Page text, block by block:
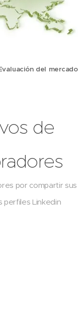
del mercado
de
por compartir sus
perfiles Linkedin